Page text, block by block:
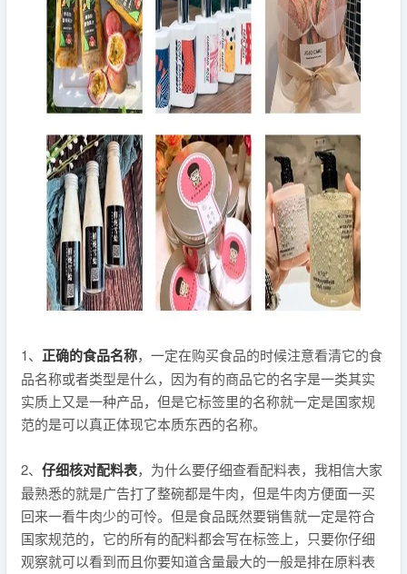
1、 正确的食品名称，一定在购买食品的时候注意看清它的食
品名称或者类型是什么，因为有的商品它的名字是一类其实
实质上又是一种产品，但是它标签里的名称就一定是国家规
范的是可以真正体现它本质东西的名称。
2、 仔细核对配料表，为什么要仔细查看配料表，我相信大家
最熟悉的就是广告打了整碗都是牛肉，但是牛肉方便面一买
回来一看牛肉少的可怜。但是食品既然要销售就一定是符合
国家规范的，它的所有的配料都会写在标签上，只要你仔细
观察就可以看到而且你要知道含量最大的一般是排在原料表